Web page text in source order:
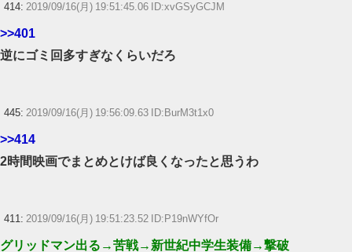
414: 2019/09/16(月) 19:51:45.06 ID:xvGSyGCJM
>>401
逆にゴミ回多すぎなくらいだろ
445: 2019/09/16(月) 19:56:09.63 ID:BurM3t1x0
>>414
2時間映画でまとめとけば良くなったと思うわ
411: 2019/09/16(月) 19:51:23.52 ID:P19nWYfOr
グリッドマン出る→苦戦→新世紀中学生装備→撃破